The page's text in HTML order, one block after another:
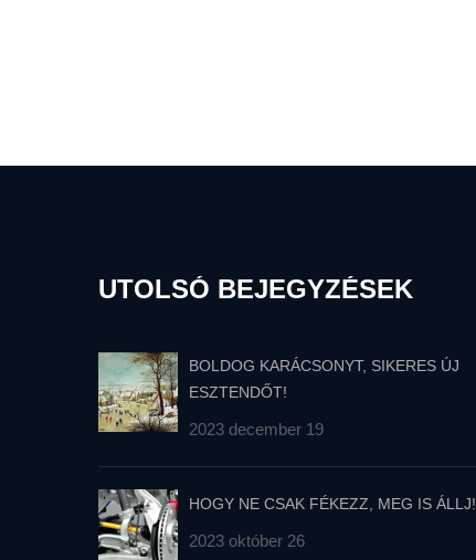
UTOLSÓ BEJEGYZÉSEK
BOLDOG KARÁCSONYT, SIKERES ÚJ
ESZTENDŐT!
2023 december 19
HOGY NE CSAK FÉKEZZ, MEG IS ÁLLJ!
2023 október 26